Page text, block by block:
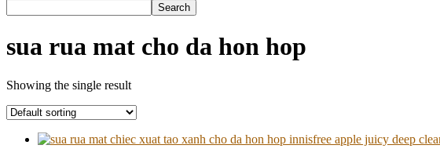
sua rua mat cho da hon hop
Showing the single result